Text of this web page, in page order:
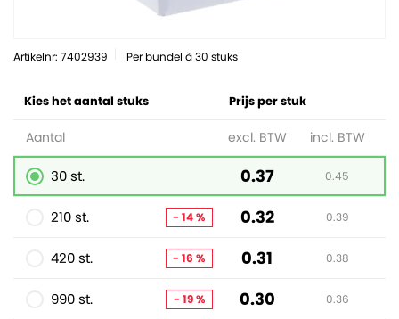
Artikelnr: 7402939 Per bundel à 30 stuks
Kies het aantal stuks Prijs per stuk
Aantal excl. BTW incl. BTW
30 st. 0.37 0.45
210 st. - 14 % 0.32 0.39
420 st. - 16 % 0.31 0.38
990 st. - 19 % 0.30 0.36